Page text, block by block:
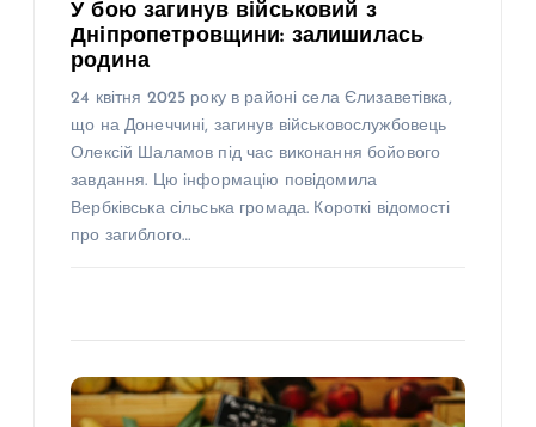
У бою загинув військовий з
Дніпропетровщини: залишилась
родина
24 квітня 2025 року в районі села Єлизаветівка,
що на Донеччині, загинув військовослужбовець
Олексій Шаламов під час виконання бойового
завдання. Цю інформацію повідомила
Вербківська сільська громада. Короткі відомості
про загиблого…